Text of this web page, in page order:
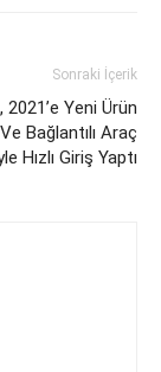
Sonraki İçerik
Yeni Ürün
Ve Bağlantılı Araç
Hızlı Giriş Yaptı